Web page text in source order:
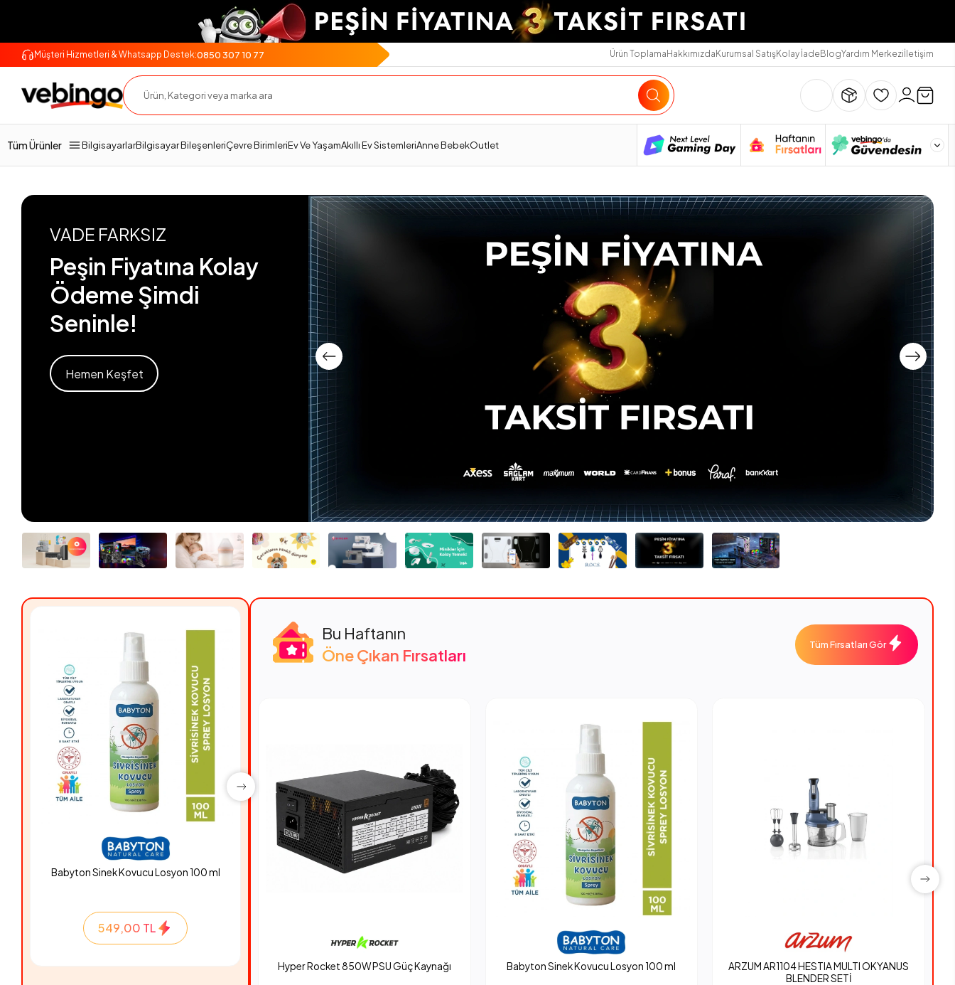
Müşteri Hizmetleri & Whatsapp Destek:0850 307 10 77 Ürün ToplamaHakkımızdaKurumsal SatışKolay İadeBlogYardım Merkeziİletişim
Tüm Ürünler BilgisayarlarBilgisayar BileşenleriÇevre BirimleriEv Ve YaşamAkıllı Ev SistemleriAnne BebekOutlet
VADE FARKSIZ
Peşin Fiyatına Kolay
Ödeme Şimdi
Seninle!
Hemen Keşfet
Babyton Sinek Kovucu Losyon 100 ml
549,00 TL
Hyper Rocket 850W PSU Güç Kaynağı
Bu Haftanın
Öne Çıkan Fırsatları
Tüm Fırsatları Gör
Hyper Rocket 850W PSU Güç Kaynağı Babyton Sinek Kovucu Losyon 100 ml
ARZUM AR1104 HESTIA MULTI OKYANUS
BLENDER SETİ